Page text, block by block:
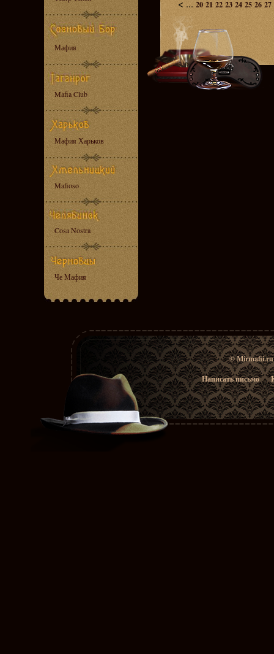
Мафия
Mafia Club
Мафия Харьков
Mafioso
Cosa Nostra
Че Мафия
< ... 20 21 22 23 24 25 26 27
© Mirmafii.ru
Написать письмо